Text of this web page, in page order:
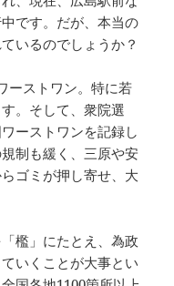
です。だが、本当の
いるのでしょうか？
ーストワン。特に若
。そして、衆院選
ーストワンを記録し
制も緩く、三原や安
ゴミが押し寄せ、大
檻」にたとえ、為政
いくことが大事とい